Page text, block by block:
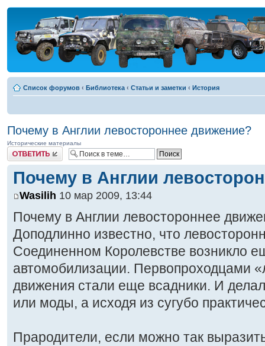
Список форумов ‹ Библиотека ‹ Статьи и заметки ‹ История
Почему в Англии левостороннее движение?
Исторические материалы
Ответить
Почему в Англии
Wasilih 10 мар 2009, 13:44
Почему в Англии левостороннее
Доподлинно известно, что
Соединенном Королевстве возникло
автомобилизации. Первопроходцами
движения стали еще всадники. И
или моды, а исходя из сугубо
Прародители, если можно так